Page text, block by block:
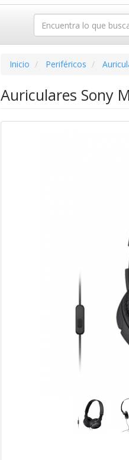
Inicio Periféricos
Auriculares Sony